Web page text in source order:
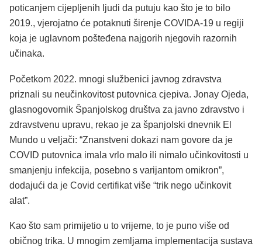
poticanjem cijepljenih ljudi da putuju kao što je to bilo
2019., vjerojatno će potaknuti širenje COVIDA-19 u regiji
koja je uglavnom pošteđena najgorih njegovih razornih
učinaka.
Početkom 2022. mnogi službenici javnog zdravstva
priznali su neučinkovitost putovnica cjepiva. Jonay Ojeda,
glasnogovornik Španjolskog društva za javno zdravstvo i
zdravstvenu upravu, rekao je za španjolski dnevnik El
Mundo u veljači: “Znanstveni dokazi nam govore da je
COVID putovnica imala vrlo malo ili nimalo učinkovitosti u
smanjenju infekcija, posebno s varijantom omikron”,
dodajući da je Covid certifikat više “trik nego učinkovit
alat”.
Kao što sam primijetio u to vrijeme, to je puno više od
običnog trika. U mnogim zemljama implementacija sustava